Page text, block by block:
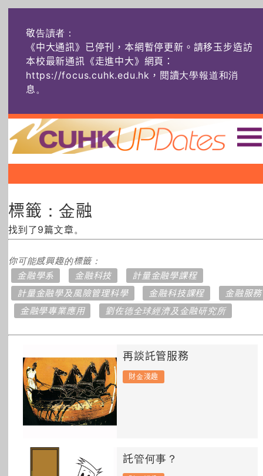
敬告讀者：
《中大通訊》已停刊，本網暫停更新。請移玉步造訪
本校最新通訊《走進中大》網頁：
https://focus.cuhk.edu.hk，閱讀大學報道和消
息。
主頁 |||
社創薈動
所有主題
標籤：金融
找到了9篇文章。
你可能感興趣的標籤：
金融學系
金融科技
計量金融學課程
計量金融學及風險管理科學
金融科技課程
金融服務
金融學專業應用
劉佐德全球經濟及金融研究所
再談託管服務
財金淺趣
託管何事？